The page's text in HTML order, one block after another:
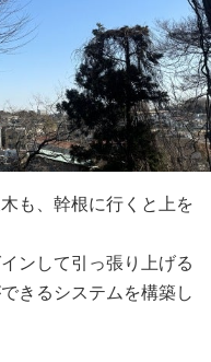
も、幹根に行くと上を
ンして引っ張り上げる
きるシステムを構築し